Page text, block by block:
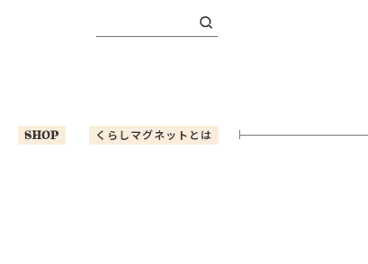
SHOP くらしマグネットとは